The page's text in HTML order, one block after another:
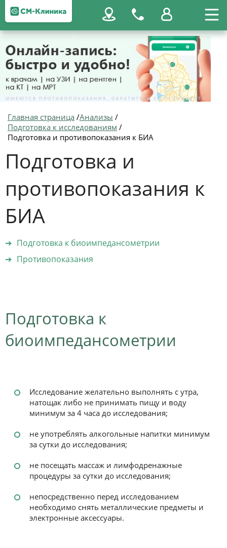
Главная страница /Анализы /
Подготовка к исследованиям /
Подготовка и противопоказания к БИА
Подготовка и
противопоказания к
БИА
Подготовка к биоимпедансометрии
Противопоказания
Подготовка к
биоимпедансометрии
Исследование желательно выполнять с утра,
натощак либо не принимать пищу и воду
минимум за 4 часа до исследования;
не употреблять алкогольные напитки минимум
за сутки до исследования;
не посещать массаж и лимфодренажные
процедуры за сутки до исследования;
непосредственно перед исследованием
необходимо снять металлические предметы и
электронные аксессуары.